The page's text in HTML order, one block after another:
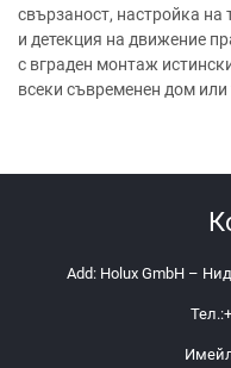
свързаност, настройка на
и детекция на движение
с вграден монтаж
всеки съвременен дом
Add: Holux GmbH –
Тел.: